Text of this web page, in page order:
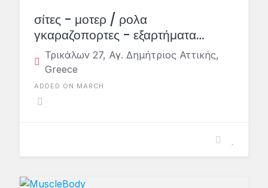
σίτες - μοτερ / ρολα
γκαραζοπορτες - εξαρτήματα
αλουμινίου
Τρικάλων 27, Αγ. Δημήτριος Αττικής,
Greece
ADDED ON MARCH